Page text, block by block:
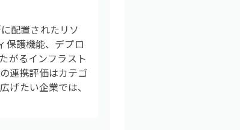
配置されたリソ
保護機能、デプロ
がるインフラスト
連携評価はカテゴ
げたい企業では、